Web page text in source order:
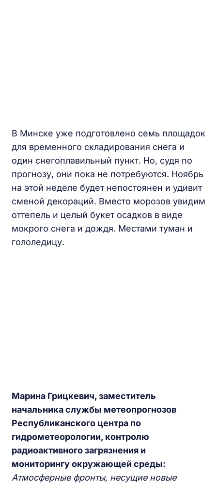
В Минске уже подготовлено семь площадок
для временного складирования снега и
один снегоплавильный пункт. Но, судя по
прогнозу, они пока не потребуются. Ноябрь
на этой неделе будет непостоянен и удивит
сменой декораций. Вместо морозов увидим
оттепель и целый букет осадков в виде
мокрого снега и дождя. Местами туман и
гололедицу.
Марина Грицкевич, заместитель
начальника службы метеопрогнозов
Республиканского центра по
гидрометеорологии, контролю
радиоактивного загрязнения и
мониторингу окружающей среды:
Атмосферные фронты, несущие новые